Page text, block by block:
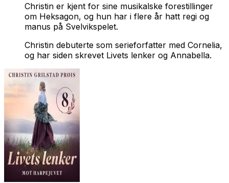
Christin er kjent for sine musikalske forestillinger
om Heksagon, og hun har i flere år hatt regi og
manus på Svelvikspelet.
Christin debuterte som serieforfatter med Cornelia,
og har siden skrevet Livets lenker og Annabella.